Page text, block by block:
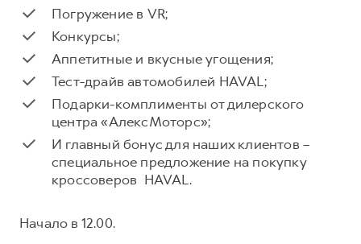
HAVAL Лизинг
АКСЕССУАРЫ HAVAL
Автомобильные аксессуары
Коллекция CITY
Коллекция Базовая
Коллекция Детская
АКСЕССУАРЫ HAVAL
Автомобильные аксессуары
Коллекция CITY
Коллекция Базовая
Коллекция Детская
Погружение в VR;
Конкурсы;
Аппетитные и вкусные угощения;
Тест-драйв автомобилей HAVAL;
Подарки-комплименты от дилерского
центра «АлексМоторс»;
И главный бонус для наших клиентов –
специальное предложение на покупку
кроссоверов HAVAL.
Начало в 12.00.